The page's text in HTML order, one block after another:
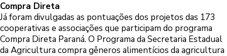
Compra Direta
Já foram divulgadas as pontuações dos projetos das 173
cooperativas e associações que participam do programa
Compra Direta Paraná. O Programa da Secretaria Estadual
da Agricultura compra gêneros alimentícios da agricultura